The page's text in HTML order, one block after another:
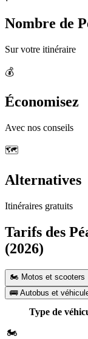
Nombre de
Sur votre itinéraire
💰
Économisez
Avec nos conseils
🗺️
Alternatives
Itinéraires gratuits
Tarifs des
(2026)
🏍️ Motos et scooters
🚌 Autobus et
Type de
🏍️